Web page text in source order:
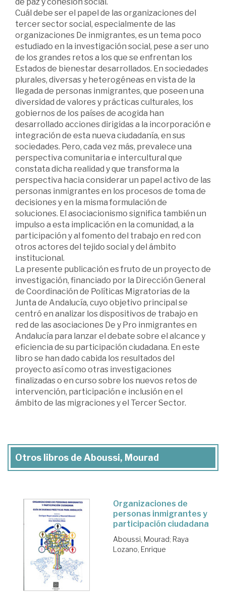
Cuál debe ser el papel de las organizaciones del
tercer sector social, especialmente de las
organizaciones De inmigrantes, es un tema poco
estudiado en la investigación social, pese a ser uno
de los grandes retos a los que se enfrentan los
Estados de bienestar desarrollados. En sociedades
plurales, diversas y heterogéneas en vista de la
llegada de personas inmigrantes, que poseen una
diversidad de valores y prácticas culturales, los
gobiernos de los países de acogida han
desarrollado acciones dirigidas a la incorporación e
integración de esta nueva ciudadanía, en sus
sociedades. Pero, cada vez más, prevalece una
perspectiva comunitaria e intercultural que
constata dicha realidad y que transforma la
perspectiva hacia considerar un papel activo de las
personas inmigrantes en los procesos de toma de
decisiones y en la misma formulación de
soluciones. El asociacionismo significa también un
impulso a esta implicación en la comunidad, a la
participación y al fomento del trabajo en red con
otros actores del tejido social y del ámbito
institucional.
La presente publicación es fruto de un proyecto de
investigación, financiado por la Dirección General
de Coordinación de Políticas Migratorias de la
Junta de Andalucía, cuyo objetivo principal se
centró en analizar los dispositivos de trabajo en
red de las asociaciones De y Pro inmigrantes en
Andalucía para lanzar el debate sobre el alcance y
eficiencia de su participación ciudadana. En este
libro se han dado cabida los resultados del
proyecto así como otras investigaciones
finalizadas o en curso sobre los nuevos retos de
intervención, participación e inclusión en el
ámbito de las migraciones y el Tercer Sector.
Otros libros de Aboussi, Mourad
Organizaciones de
personas inmigrantes y
participación ciudadana
Aboussi, Mourad; Raya
Lozano, Enrique